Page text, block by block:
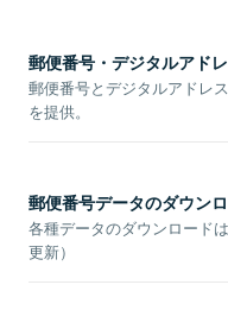
郵便番号・デジタルアド
郵便番号とデジタルアドレ
を提供。
郵便番号データのダウン
各種データのダウンロード
更新）